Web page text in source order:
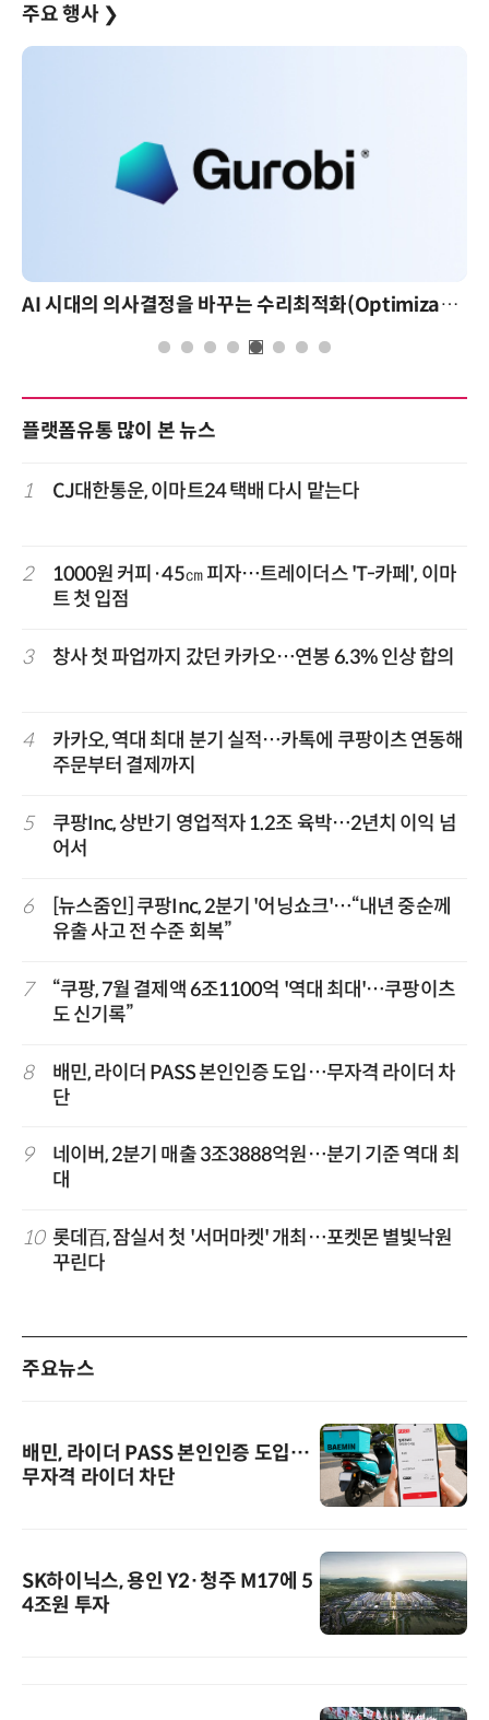
주요 행사 ❯
AI 시대의 의사결정을 바꾸는 수리최적화(Optimization): 실제 산업 적용 사례와 활용 전략
플랫폼유통 많이 본 뉴스
1 CJ대한통운, 이마트24 택배 다시 맡는다
2
1000원 커피·45㎝ 피자…트레이더스 'T-카페', 이마
트 첫 입점
3 창사 첫 파업까지 갔던 카카오…연봉 6.3% 인상 합의
4
카카오, 역대 최대 분기 실적…카톡에 쿠팡이츠 연동해
주문부터 결제까지
5
쿠팡Inc, 상반기 영업적자 1.2조 육박…2년치 이익 넘
어서
6
[뉴스줌인] 쿠팡Inc, 2분기 '어닝쇼크'…“내년 중순께
유출 사고 전 수준 회복”
7
“쿠팡, 7월 결제액 6조1100억 '역대 최대'…쿠팡이츠
도 신기록”
8
배민, 라이더 PASS 본인인증 도입…무자격 라이더 차
단
9
네이버, 2분기 매출 3조3888억원…분기 기준 역대 최
대
10 롯데百, 잠실서 첫 '서머마켓' 개최…포켓몬 별빛낙원
꾸린다
주요뉴스
배민, 라이더 PASS 본인인증 도입…
무자격 라이더 차단
SK하이닉스, 용인 Y2·청주 M17에 5
4조원 투자